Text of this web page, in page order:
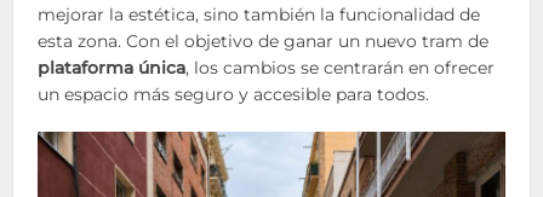
mejorar la estética, sino también la funcionalidad de
esta zona. Con el objetivo de ganar un nuevo tram de
plataforma única, los cambios se centrarán en ofrecer
un espacio más seguro y accesible para todos.